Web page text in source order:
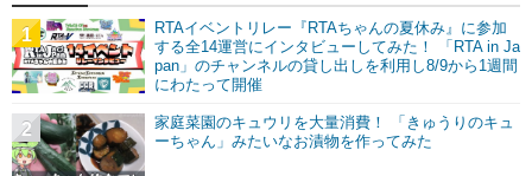
RTAイベントリレー『RTAちゃんの夏休み』に参加
する全14運営にインタビューしてみた！ 「RTA in Ja
pan」のチャンネルの貸し出しを利用し8/9から1週間
にわたって開催
1
家庭菜園のキュウリを大量消費！ 「きゅうりのキュ
ーちゃん」みたいなお漬物を作ってみた
2